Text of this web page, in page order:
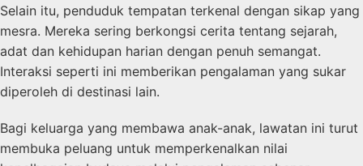
Selain itu, penduduk tempatan terkenal dengan sikap yang
mesra. Mereka sering berkongsi cerita tentang sejarah,
adat dan kehidupan harian dengan penuh semangat.
Interaksi seperti ini memberikan pengalaman yang sukar
diperoleh di destinasi lain.
Bagi keluarga yang membawa anak-anak, lawatan ini turut
membuka peluang untuk memperkenalkan nilai